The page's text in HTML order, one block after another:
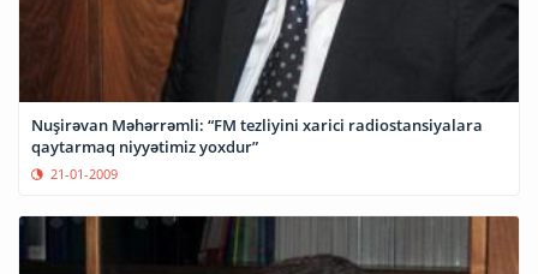
Nuşirəvan Məhərrəmli: “FM tezliyini xarici radiostansiyalara
qaytarmaq niyyətimiz yoxdur”
21-01-2009